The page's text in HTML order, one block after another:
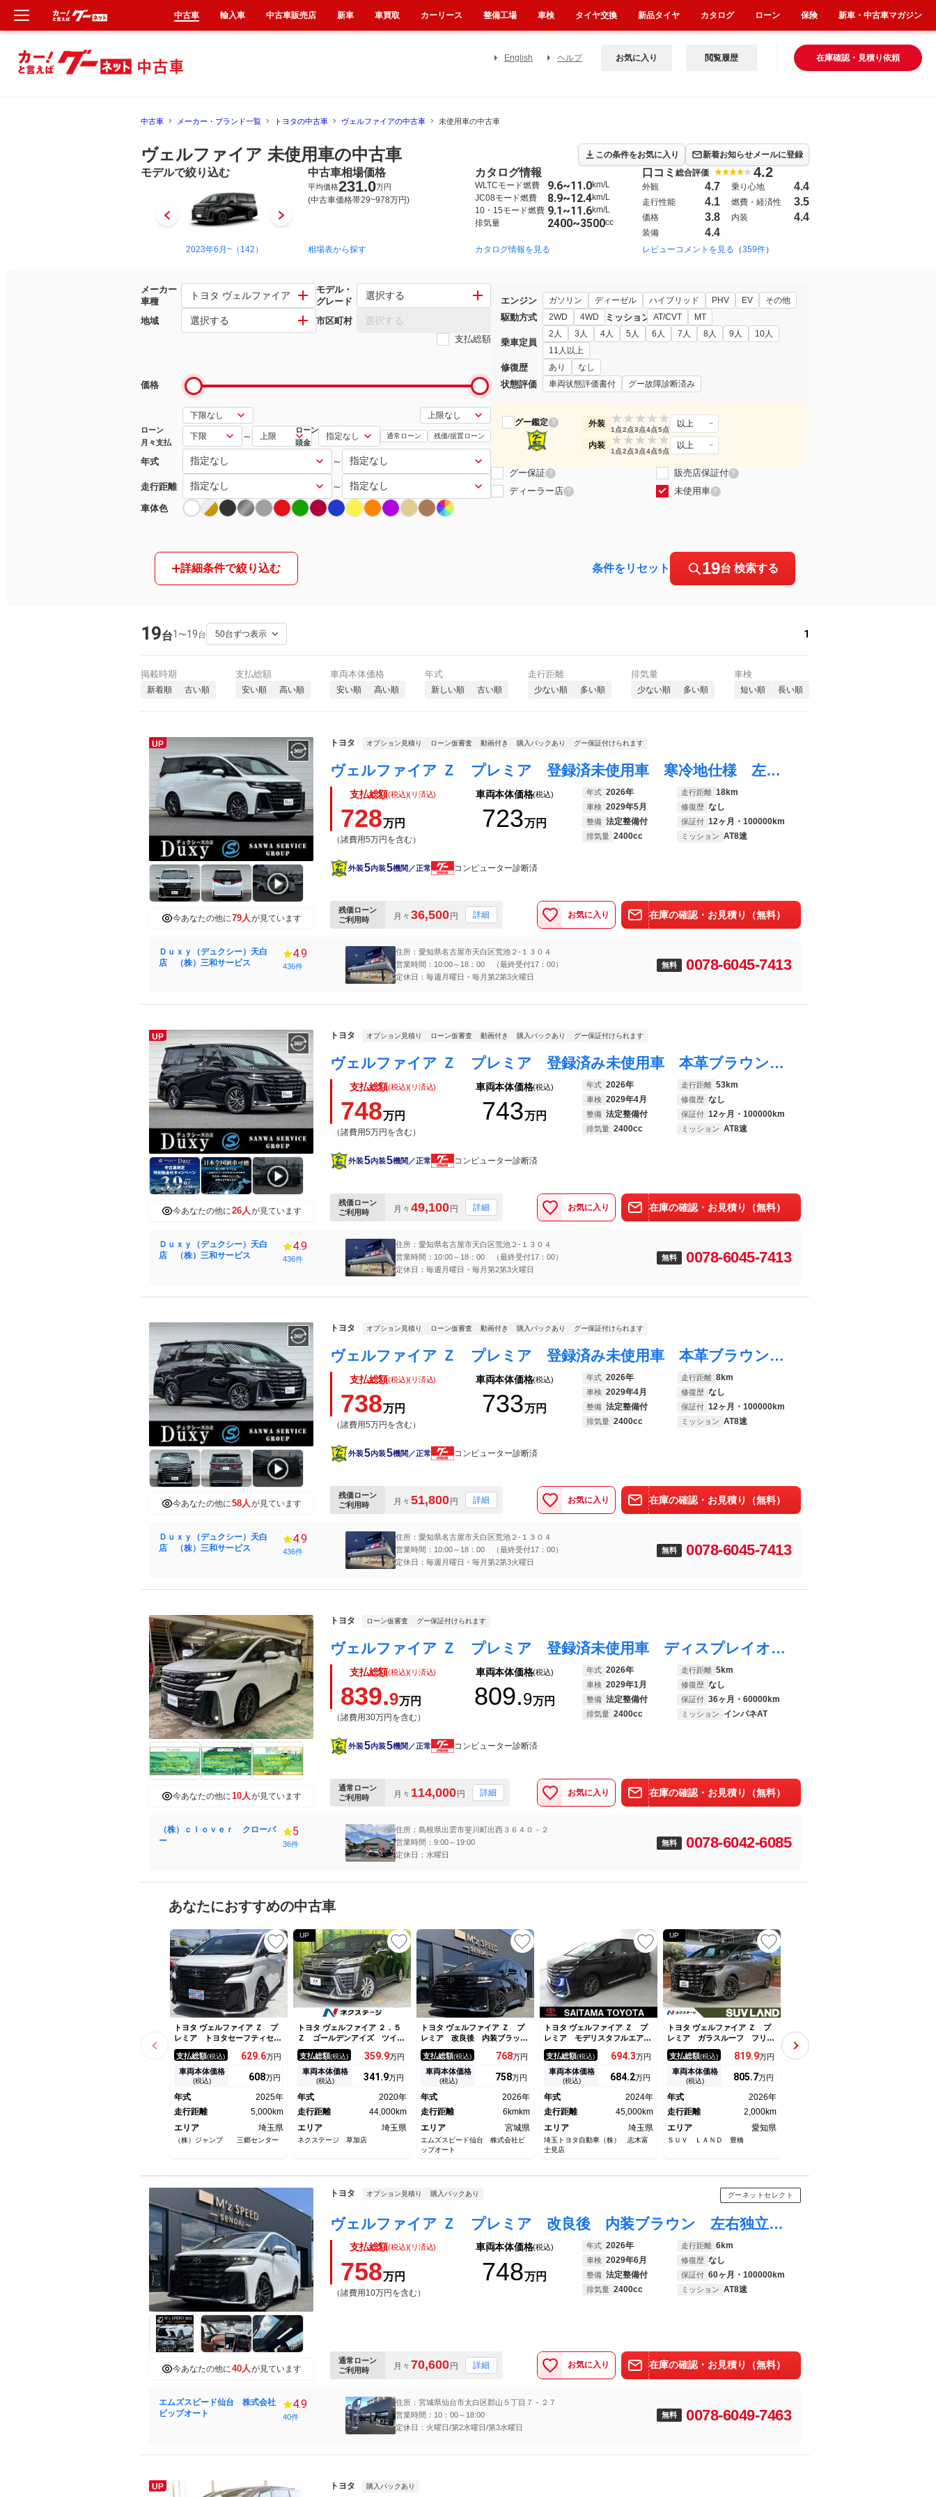
English ヘルプ 在庫確認・見積り依頼
お気に入り 閲覧履歴
中古車 メーカー・ブランド一覧 トヨタの中古車 ヴェルファイアの中古車 未使用車の中古車
ヴェルファイア 未使用車の中古車 この条件をお気に入り 新着お知らせメールに登録
モデルで絞り込む
2023年6月~（142） 2015年1月~2023年6月（1736） 2008年5月~2015年1月（1051） 2023年6月~（142）
中古車相場価格
平均価格231.0万円
(中古車価格帯29~978万円)
相場表から探す
カタログ情報
WLTCモード燃費 9.6~11.0km/L
JC08モード燃費
8.9~12.4km/L
10・15モード燃費 9.1~11.6km/L
排気量
2400~3500cc
カタログ情報を見る
口コミ 総合評価 4.2
外観 4.7 乗り心地 4.4
走行性能 4.1 燃費・経済性 3.5
価格 3.8 内装 4.4
装備 4.4
レビューコメントを見る （359件）
メーカー
車種
トヨタ ヴェルファイア
モデル・
グレード
選択する
地域 選択する 市区町村 選択する
支払総額
価格
ローン
月々支払
～
ローン
頭金
通常ローン 残価/据置ローン
年式 ～
走行距離 ～
車体色
エンジン ガソリン ディーゼル ハイブリッド PHV EV その他
駆動方式 2WD 4WD ミッション AT/CVT MT
乗車定員
2人 3人 4人 5人 6人 7人 8人 9人
10人
11人以上
修復歴 あり なし
状態評価 車両状態評価書付 グー故障診断済み
グー鑑定 ? 外装 ★
1点
★
2点
★
3点
★
4点
★
5点
以上
内装 ★
1点
★
2点
★
3点
★
4点
★
5点
以上
グー保証 ? 販売店保証付 ?
ディーラー店 ? 未使用車 ?
詳細条件で絞り込む 条件をリセット 19台 検索する
19台1 〜19台 1
掲載時期
新着順 古い順
支払総額
安い順 高い順
車両本体価格
安い順 高い順
年式
新しい順 古い順
走行距離
少ない順 多い順
排気量
少ない順 多い順
車検
短い順 長い順
UP
今あなたの他に79人が見ています
トヨタ オプション見積り ローン仮審査 動画付き 購入パックあり グー保証付けられます
ヴェルファイア Ｚ プレミア 登録済未使用車 寒冷地仕様 左右独立ムーンルーフ デジタルミラー ユニバーサルステップ ヘッドアップディスプレイ チームメイト アドバンスドライブ＆パーク 置くだけ充電 ＨＤＭＩ入力端子 純正１９ＡＷ
支払総額(税込)(リ済込)
728万円
（諸費用5万円を含む）
車両本体価格(税込)
723万円
年式 2026年 走行距離 18km
車検 2029年5月 修復歴 なし
整備 法定整備付 保証付 12ヶ月・100000km
排気量 2400cc ミッション AT8速
外装5内装5機関／正常 コンピューター診断済
残価ローン
ご利用時
月々 36,500円 詳細 お気に入り 在庫の確認・お見積り（無料）
Ｄｕｘｙ（デュクシー）天白
店 （株）三和サービス
4.9
436件
住所：愛知県名古屋市天白区荒池２‐１３０４
営業時間：10:00～18：00 （最終受付17：00）
定休日：毎週月曜日・毎月第2第3火曜日
無料 0078-6045-7413
UP
今あなたの他に26人が見ています
トヨタ オプション見積り ローン仮審査 動画付き 購入パックあり グー保証付けられます
ヴェルファイア Ｚ プレミア 登録済み未使用車 本革ブラウン内装 左右独立ムーンルーフ デジタルインナーミラー １３．２有機ＥＬ後席モニタ ユニバーサルステップ ヘッドアップディスプレイ トヨタチームメイト ＨＤＭＩ 純正１９ＡＷ
支払総額(税込)(リ済込)
748万円
（諸費用5万円を含む）
車両本体価格(税込)
743万円
年式 2026年 走行距離 53km
車検 2029年4月 修復歴 なし
整備 法定整備付 保証付 12ヶ月・100000km
排気量 2400cc ミッション AT8速
外装5内装5機関／正常 コンピューター診断済
残価ローン
ご利用時
月々 49,100円 詳細 お気に入り 在庫の確認・お見積り（無料）
Ｄｕｘｙ（デュクシー）天白
店 （株）三和サービス
4.9
436件
住所：愛知県名古屋市天白区荒池２‐１３０４
営業時間：10:00～18：00 （最終受付17：00）
定休日：毎週月曜日・毎月第2第3火曜日
無料 0078-6045-7413
今あなたの他に58人が見ています
トヨタ オプション見積り ローン仮審査 動画付き 購入パックあり グー保証付けられます
ヴェルファイア Ｚ プレミア 登録済み未使用車 本革ブラウン内装 左右独立ムーンルーフ ユニバーサルステップ デジタルミラー 後席モニター ヘッドアップディスプレイ アドバンストドライブ＆パーク ドラレコ ＨＤＭＩ 純正１９ＡＷ
支払総額(税込)(リ済込)
738万円
（諸費用5万円を含む）
車両本体価格(税込)
733万円
年式 2026年 走行距離 8km
車検 2029年4月 修復歴 なし
整備 法定整備付 保証付 12ヶ月・100000km
排気量 2400cc ミッション AT8速
外装5内装5機関／正常 コンピューター診断済
残価ローン
ご利用時
月々 51,800円 詳細 お気に入り 在庫の確認・お見積り（無料）
Ｄｕｘｙ（デュクシー）天白
店 （株）三和サービス
4.9
436件
住所：愛知県名古屋市天白区荒池２‐１３０４
営業時間：10:00～18：00 （最終受付17：00）
定休日：毎週月曜日・毎月第2第3火曜日
無料 0078-6045-7413
今あなたの他に10人が見ています
トヨタ ローン仮審査 グー保証付けられます
ヴェルファイア Ｚ プレミア 登録済未使用車 ディスプレイオーディオ ＩＴＳコネクト デジタルインナーミラー 前後ドラレコ ユニバーサルステップ 寒冷地仕様 衝突被害軽減システム 両側電動スライドドア サンルーフ
支払総額(税込)(リ済込)
839.9万円
（諸費用30万円を含む）
車両本体価格(税込)
809.9万円
年式 2026年 走行距離 5km
車検 2029年1月 修復歴 なし
整備 法定整備付 保証付 36ヶ月・60000km
排気量 2400cc ミッション インパネAT
外装5内装5機関／正常 コンピューター診断済
通常ローン
ご利用時
月々 114,000円 詳細 お気に入り 在庫の確認・お見積り（無料）
（株）ｃｌｏｖｅｒ クローバ
ー
5
36件
住所：島根県出雲市斐川町出西３６４０－２
営業時間：9:00～19:00
定休日：水曜日
無料 0078-6042-6085
あなたにおすすめの中古車
トヨタ ヴェルファイア Ｚ プ
レミア トヨタセーフティセン
ス サンルーフ サイドステッ
プ レザーシート ワンオーナ
ー 純正１４インチナビ フル
セグＴＶ 後席フリップダウン
ドア パワーバックドア
支払総額(税込) 629.6万円
車両本体価格
(税込) 608万円
年式
2025年
走行距離
5,000km
エリア
埼玉県
（株）ジャンプ 三郷センター
UP
トヨタ ヴェルファイア ２．５
Ｚ ゴールデンアイズ ツイン
ムーンルーフ モデリスタエア
ロ 純正９型ナビ 両側電動ス
ライドドア 電動リアゲート
セーフティセンス 禁煙車 ハ
ー ３眼ＬＥＤヘッド ＥＴＣ
２．０ 純正１８インチＡＷ
支払総額(税込) 359.9万円
車両本体価格
(税込) 341.9万円
年式
2020年
走行距離
44,000km
エリア
埼玉県
ネクステージ 草加店
トヨタ ヴェルファイア Ｚ プ
レミア 改良後 内装ブラッ
ク ニュートラルブラック 左
右独立ムーンルーフ パノラミ
ックビューモニター アドバン
ストパーク ユニバーサルステ
ジタルインナーミラー 寒冷地
仕様
支払総額(税込) 768万円
車両本体価格
(税込) 758万円
年式
2026年
走行距離
6kmkm
エリア
宮城県
エムズスピード仙台 株式会社ビ
ップオート
トヨタ ヴェルファイア Ｚ プ
レミア モデリスタフルエア
ロ ムーンルーフ 本革シー
ト シートヒーター＆ベンチレ
ーション ＴＣナビ 後席モニ
ター フルセグＴＶ パノラミ
スライドドア パワーバックド
ア ドラレコ
支払総額(税込) 694.3万円
車両本体価格
(税込) 684.2万円
年式
2024年
走行距離
45,000km
エリア
埼玉県
埼玉トヨタ自動車（株） 志木富
士見店
UP
トヨタ ヴェルファイア Ｚ プ
レミア ガラスルーフ フリッ
プダウン 茶革シート ユニバ
ーサルステップ デジタルミラ
ー 純正１４型ナビ 全周囲カ
メラ シートエアコン 純正１
衝突軽減 レーダークルーズ
ドラレコ
支払総額(税込) 819.9万円
車両本体価格
(税込) 805.7万円
年式
2026年
走行距離
2,000km
エリア
愛知県
ＳＵＶ ＬＡＮＤ 豊橋
レミア 衝突被害軽減ブレー
キ 記録簿付き ＬＥＤヘッ
ド クルーズコントロール パ
支払総額
今あなたの他に40人 が見ています
トヨタ オプション見積り 購入パックあり グーネットセレクト
ヴェルファイア Ｚ プレミア 改良後 内装ブラウン 左右独立ムーンルーフ パノラミックビューモニター アドバンストパーク ユニバーサルステップ トヨタチームメイト デジタルインナーミラー ブラインドスポットモニター 寒冷地仕様
支払総額(税込)(リ済込)
758万円
（諸費用10万円を含む）
車両本体価格(税込)
748万円
年式 2026年 走行距離 6km
車検 2029年6月 修復歴 なし
整備 法定整備付 保証付 60ヶ月・100000km
排気量 2400cc ミッション AT8速
通常ローン
ご利用時
月々 70,600 円 詳細 お気に入り 在庫の確認・お見積り（無料）
エムズスピード仙台 株式会社
ビップオート
4.9
40件
住所：宮城県仙台市太白区郡山５丁目７－２７
営業時間：10：00～18:00
定休日：火曜日/第2水曜日/第3水曜日
無料 0078-6049-7463
UP トヨタ 購入パックあり
中古車 輸入車 中古車販売店 新車 車買取 カーリース 整備工場 車検 タイヤ交換 新品タイヤ カタログ ローン 保険 新車・中古車マガジン
新車